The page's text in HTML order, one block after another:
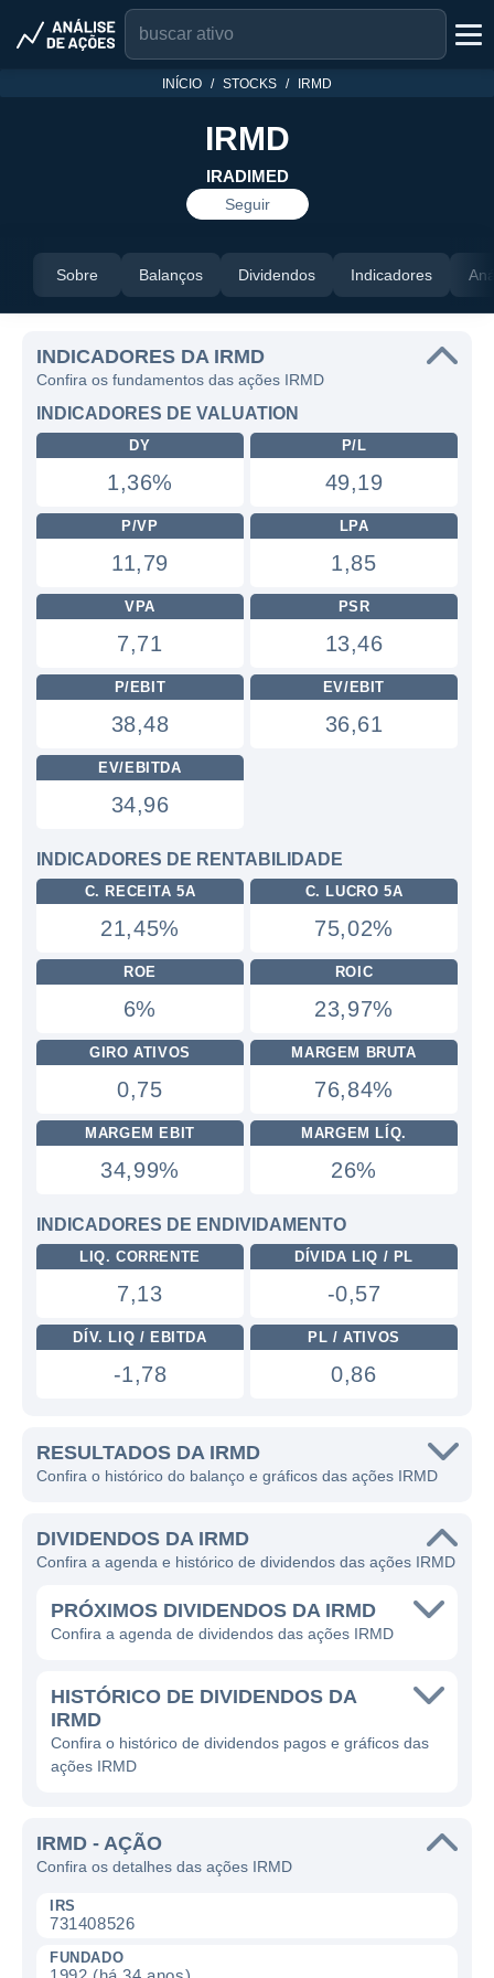
INÍCIO STOCKS IRMD
IRMD
IRADIMED
Seguir
Sobre Balanços Dividendos Indicadores
INDICADORES DA IRMD
Confira os fundamentos das ações IRMD
INDICADORES DE VALUATION
DY
1,36%
P/L
49,19
P/VP
11,79
LPA
1,85
VPA
7,71
PSR
13,46
P/EBIT
38,48
EV/EBIT
36,61
EV/EBITDA
34,96
INDICADORES DE RENTABILIDADE
C. RECEITA 5A
21,45%
C. LUCRO 5A
75,02%
ROE
6%
ROIC
23,97%
GIRO ATIVOS
0,75
MARGEM BRUTA
76,84%
MARGEM EBIT
34,99%
MARGEM LÍQ.
26%
INDICADORES DE ENDIVIDAMENTO
LIQ. CORRENTE
7,13
DÍVIDA LIQ / PL
-0,57
DÍV. LIQ / EBITDA
-1,78
PL / ATIVOS
0,86
RESULTADOS DA IRMD
Confira o histórico do balanço e gráficos das ações IRMD
DIVIDENDOS DA IRMD
Confira a agenda e histórico de dividendos das ações IRMD
PRÓXIMOS DIVIDENDOS DA IRMD
Confira a agenda de dividendos das ações IRMD
HISTÓRICO DE DIVIDENDOS DA
IRMD
Confira o histórico de dividendos pagos e gráficos das
ações IRMD
IRMD - AÇÃO
Confira os detalhes das ações IRMD
IRS
731408526
FUNDADO